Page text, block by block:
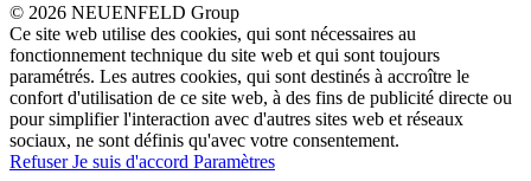
© 2026 NEUENFELD Group
Ce site web utilise des cookies, qui sont nécessaires au
fonctionnement technique du site web et qui sont toujours
paramétrés. Les autres cookies, qui sont destinés à accroître le
confort d'utilisation de ce site web, à des fins de publicité directe ou
pour simplifier l'interaction avec d'autres sites web et réseaux
sociaux, ne sont définis qu'avec votre consentement.
RefuserJe suis d'accord Paramètres